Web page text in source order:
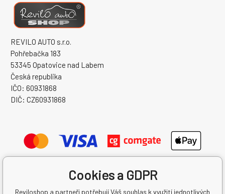
REVILO AUTO s.r.o.
Pohřebačka 183
53345 Opatovice nad Labem
Česká republika
IČO: 60931868
DIČ: CZ60931868
Cookies a GDPR
Reviloshop a partneři potřebují Váš souhlas k využití jednotlivých